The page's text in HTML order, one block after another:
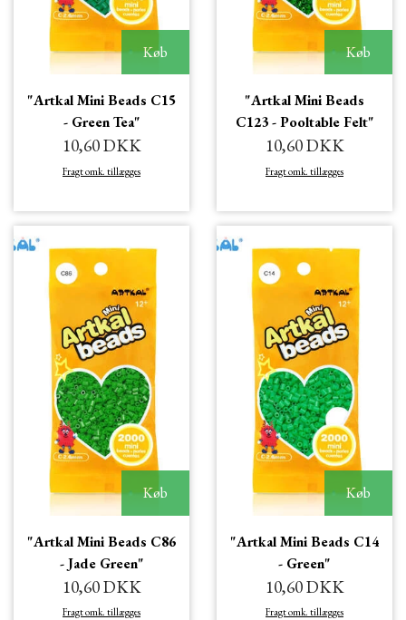
Køb
"Artkal Mini Beads C15
- Green Tea"
10,60 DKK
Fragt omk. tillægges
Køb
"Artkal Mini Beads
C123 - Pooltable Felt"
10,60 DKK
Fragt omk. tillægges
Køb
"Artkal Mini Beads C86
- Jade Green"
10,60 DKK
Fragt omk. tillægges
Køb
"Artkal Mini Beads C14
- Green"
10,60 DKK
Fragt omk. tillægges